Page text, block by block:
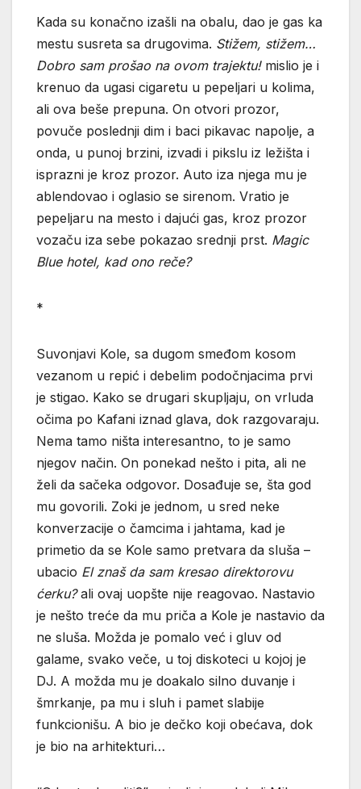
Kada su konačno izašli na obalu, dao je gas ka
mestu susreta sa drugovima. Stižem, stižem…
Dobro sam prošao na ovom trajektu!mislio je i
krenuo da ugasi cigaretu u pepeljari u kolima,
ali ova beše prepuna. On otvori prozor,
povuče poslednji dim i baci pikavac napolje, a
onda, u punoj brzini, izvadi i pikslu iz ležišta i
isprazni je kroz prozor. Auto iza njega mu je
ablendovao i oglasio se sirenom. Vratio je
pepeljaru na mesto i dajući gas, kroz prozor
vozaču iza sebe pokazao srednji prst. Magic
Blue hotel, kad ono reče?
*
Suvonjavi Kole, sa dugom smeđom kosom
vezanom u repić i debelim podočnjacima prvi
je stigao. Kako se drugari skupljaju, on vrluda
očima po Kafani iznad glava, dok razgovaraju.
Nema tamo ništa interesantno, to je samo
njegov način. On ponekad nešto i pita, ali ne
želi da sačeka odgovor. Dosađuje se, šta god
mu govorili. Zoki je jednom, u sred neke
konverzacije o čamcima i jahtama, kad je
primetio da se Kole samo pretvara da sluša –
ubacio El znaš da sam kresao direktorovu
ćerku?ali ovaj uopšte nije reagovao. Nastavio
je nešto treće da mu priča a Kole je nastavio da
ne sluša. Možda je pomalo već i gluv od
galame, svako veče, u toj diskoteci u kojoj je
DJ. A možda mu je doakalo silno duvanje i
šmrkanje, pa mu i sluh i pamet slabije
funkcionišu. A bio je dečko koji obećava, dok
je bio na arhitekturi…